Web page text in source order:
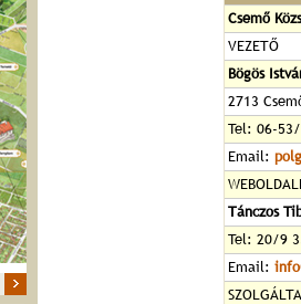
Csemő
VEZETŐ
Bögös
2713
Tel: 06-
Email:
Tánczos
Tel: 20/9
Email: